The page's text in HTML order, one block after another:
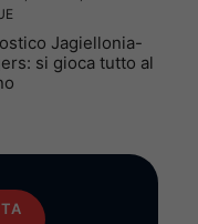
Jagiellonia-
si gioca tutto al